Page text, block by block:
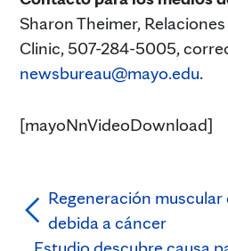
Sharon Theimer,
Clinic, 507-284-5005,
newsbureau@mayo.edu.
[mayoNnVideoDownload]
Regeneración
debida a cáncer